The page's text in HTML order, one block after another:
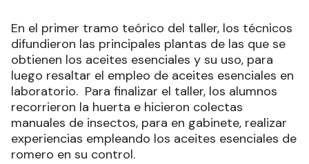
En el primer tramo teórico del taller, los técnicos
difundieron las principales plantas de las que se
obtienen los aceites esenciales y su uso, para
luego resaltar el empleo de aceites esenciales en
laboratorio. Para finalizar el taller, los alumnos
recorrieron la huerta e hicieron colectas
manuales de insectos, para en gabinete, realizar
experiencias empleando los aceites esenciales de
romero en su control.